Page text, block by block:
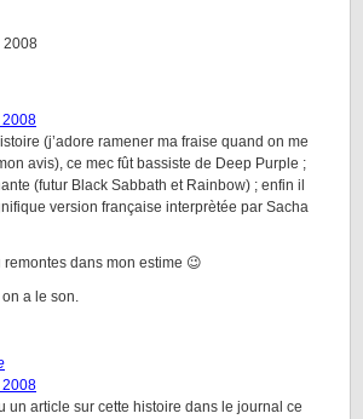
2008
2008
(j’adore ramener ma fraise quand on me
avis), ce mec fût bassiste de Deep Purple ;
(futur Black Sabbath et Rainbow) ; enfin il
version française interprètée par Sacha
remontes dans mon estime 😉
a le son.
2008
un article sur cette histoire dans le journal ce